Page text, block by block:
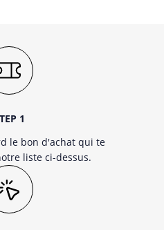
1
le bon d'achat qui te
liste ci-dessus.